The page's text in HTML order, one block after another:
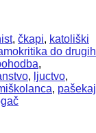
, čkapi, katoliški
do drugih
,
, ljuctvo,
, pašekaj